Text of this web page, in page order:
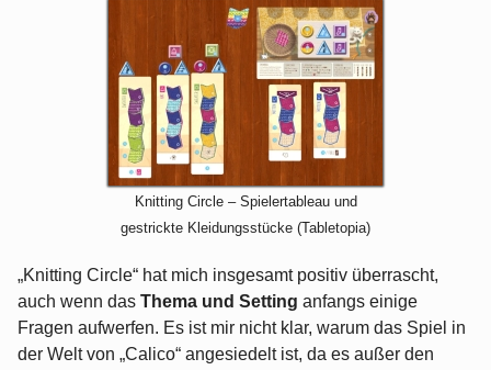
Knitting Circle – Spielertableau und
gestrickte Kleidungsstücke (Tabletopia)
„Knitting Circle“ hat mich insgesamt positiv überrascht,
auch wenn das Thema und Setting anfangs einige
Fragen aufwerfen. Es ist mir nicht klar, warum das Spiel in
der Welt von „Calico“ angesiedelt ist, da es außer den